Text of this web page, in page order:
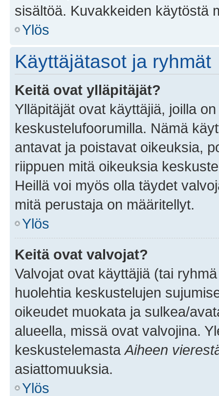
sisältöä. Kuvakkeiden käytöstä
Ylös
Käyttäjätasot ja ryhmät
Keitä ovat ylläpitäjät?
Ylläpitäjät ovat käyttäjiä, joilla
keskustelufoorumilla. Nämä
antavat ja poistavat oikeuksia,
riippuen mitä oikeuksia
Heillä voi myös olla täydet
mitä perustaja on määritellyt.
Ylös
Keitä ovat valvojat?
Valvojat ovat käyttäjiä (tai
huolehtia keskustelujen
oikeudet muokata ja sulkea/
alueella, missä ovat valvojina.
keskustelemastaAiheen
asiattomuuksia.
Ylös